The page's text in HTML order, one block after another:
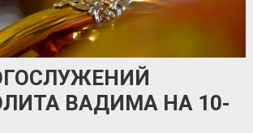
ВАДИМА НА 10-